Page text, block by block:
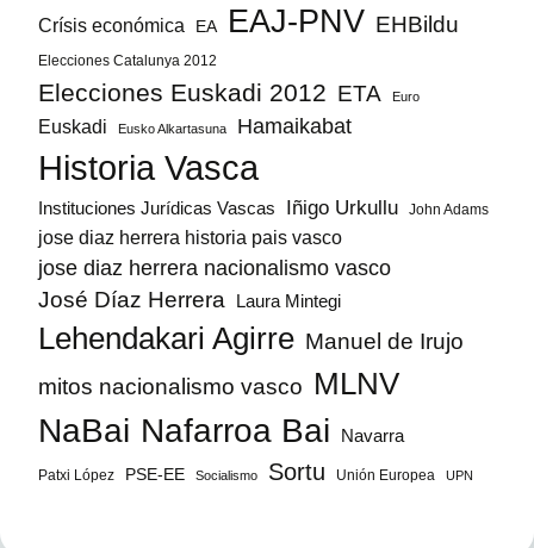
Crísis económica EA EAJ-PNV EHBildu
Elecciones Catalunya 2012
Elecciones Euskadi 2012 ETA Euro
Euskadi Eusko Alkartasuna Hamaikabat
Historia Vasca
Instituciones Jurídicas Vascas Iñigo Urkullu John Adams
jose diaz herrera historia pais vasco
jose diaz herrera nacionalismo vasco
José Díaz Herrera Laura Mintegi
Lehendakari Agirre Manuel de Irujo
mitos nacionalismo vasco MLNV
NaBai Nafarroa Bai Navarra
Patxi López PSE-EE Socialismo Sortu Unión Europea UPN